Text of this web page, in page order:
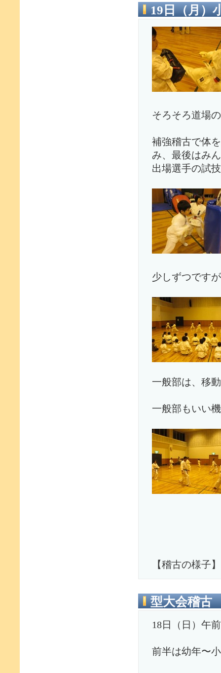
19日（月）
そろそろ道場
補強稽古で体
み、最後はみ
出場選手の試
少しずつです
一般部は、移
一般部もいい
【稽古の様子】
型大会稽古
18日（日）午
前半は幼年〜